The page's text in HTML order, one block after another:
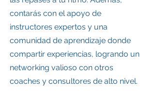
contarás con el apoyo de
instructores expertos y una
comunidad de aprendizaje donde
compartir experiencias, logrando un
networking valioso con otros
coaches y consultores de alto nivel.